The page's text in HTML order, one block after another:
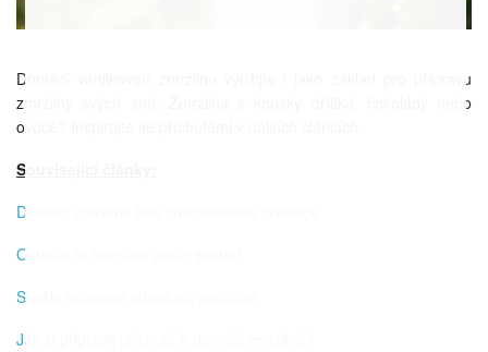
Domácí vanilkovou zmrzlinu využijte i jako základ pro přípravu
zmrzliny svých snů. Zmrzlina s kousky oříšků, čokolády nebo
ovoce? Inspirujte se příchutěmi v dalších článcích.
Související články:
Domácí zmrzlina bez zmrzlinového přístroje
Ochuťte si zmrzlinu podle svého!
Skvěle krémová jahodová zmrzlina
Jak si připravit příchutě k domácí zmrzlině?